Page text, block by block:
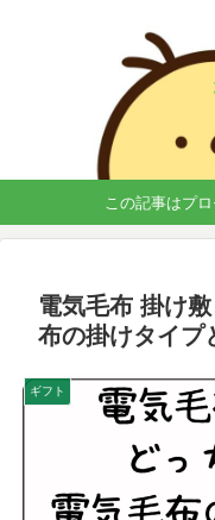
この記事はプ
電気毛布 掛け
布の掛けタイプ
ギフト